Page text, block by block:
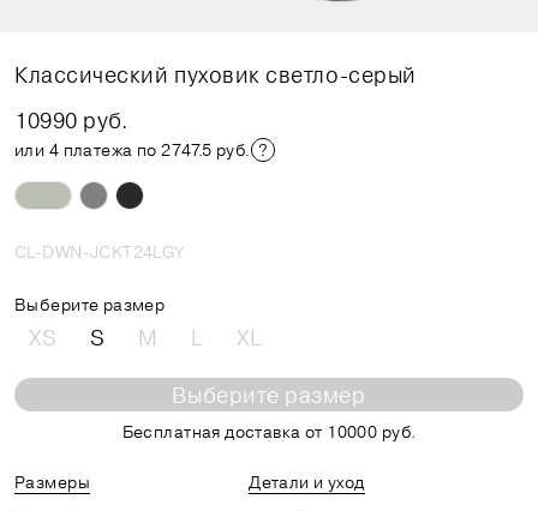
Классический пуховик светло-серый
10990 руб.
или 4 платежа по 2747.5 руб.
CL-DWN-JCKT24LGY
Выберите размер
XS S M L XL
Выберите размер
Бесплатная доставка от 10000 руб.
Размеры
Детали и уход